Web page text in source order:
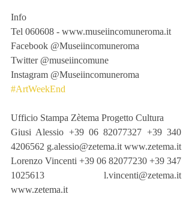
Info
Tel 060608 - www.museiincomuneroma.it
Facebook @Museiincomuneroma
Twitter @museiincomune
Instagram @Museiincomuneroma
#ArtWeekEnd
Ufficio Stampa Zètema Progetto Cultura
Giusi Alessio +39 06 82077327 +39 340
4206562 g.alessio@zetema.it www.zetema.it
Lorenzo Vincenti +39 06 82077230 +39 347
1025613 l.vincenti@zetema.it
www.zetema.it